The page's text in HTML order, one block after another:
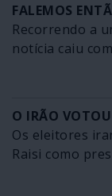
FALEMOS
Recorrendo a
notícia caiu
O IRÃO
Os eleitores
Raisi como